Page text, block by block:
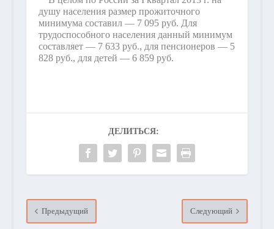
душу населения размер прожиточного
минимума составил — 7 095 руб. Для
трудоспособного населения данный минимум
составляет — 7 633 руб., для пенсионеров — 5
828 руб., для детей — 6 859 руб.
ДЕЛИТЬСЯ:
Предыдущий Следующий